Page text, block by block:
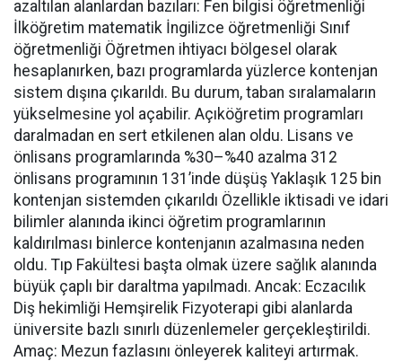
azaltılan alanlardan bazıları: Fen bilgisi öğretmenliği
İlköğretim matematik İngilizce öğretmenliği Sınıf
öğretmenliği Öğretmen ihtiyacı bölgesel olarak
hesaplanırken, bazı programlarda yüzlerce kontenjan
sistem dışına çıkarıldı. Bu durum, taban sıralamaların
yükselmesine yol açabilir. Açıköğretim programları
daralmadan en sert etkilenen alan oldu. Lisans ve
önlisans programlarında %30–%40 azalma 312
önlisans programının 131’inde düşüş Yaklaşık 125 bin
kontenjan sistemden çıkarıldı Özellikle iktisadi ve idari
bilimler alanında ikinci öğretim programlarının
kaldırılması binlerce kontenjanın azalmasına neden
oldu. Tıp Fakültesi başta olmak üzere sağlık alanında
büyük çaplı bir daraltma yapılmadı. Ancak: Eczacılık
Diş hekimliği Hemşirelik Fizyoterapi gibi alanlarda
üniversite bazlı sınırlı düzenlemeler gerçekleştirildi.
Amaç: Mezun fazlasını önleyerek kaliteyi artırmak.